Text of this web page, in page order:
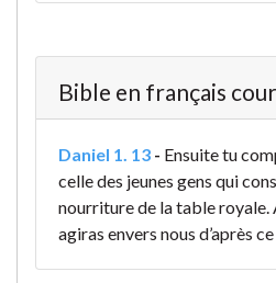
Bible en français
Daniel 1. 13 - Ensuite tu
celle des jeunes gens qui
nourriture de la table royale.
agiras envers nous d’après